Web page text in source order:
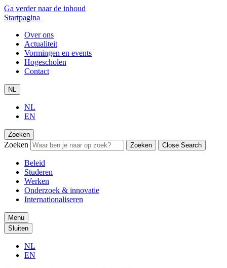
Ga verder naar de inhoud
Startpagina
Over ons
Actualiteit
Vormingen en events
Hogescholen
Contact
NL
NL
EN
Zoeken
Zoeken Zoeken Close Search
Beleid
Studeren
Werken
Onderzoek & innovatie
Internationaliseren
Menu
Sluiten
NL
EN